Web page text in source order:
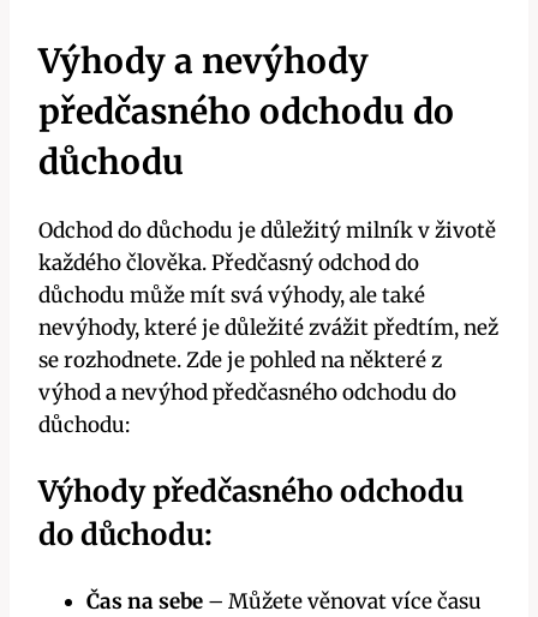
Výhody a nevýhody
předčasného odchodu do
důchodu
Odchod do důchodu je důležitý milník v životě
každého člověka. Předčasný odchod do
důchodu může mít svá výhody, ale také
nevýhody, které je důležité zvážit předtím, než
se rozhodnete. Zde je pohled na některé z
výhod a nevýhod předčasného odchodu do
důchodu:
Výhody předčasného odchodu
do důchodu:
Čas na sebe – Můžete věnovat více času